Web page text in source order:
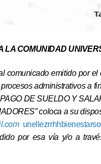
LA COMUNIDAD
comunicado emitido por el
administrativos a
DE SUELDO Y
coloca a su
por esa vía y/o a